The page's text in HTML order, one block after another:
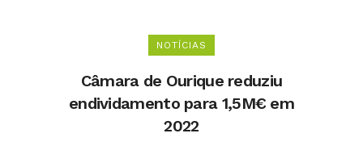
NOTÍCIAS
Câmara de Ourique reduziu
endividamento para 1,5M€ em
2022